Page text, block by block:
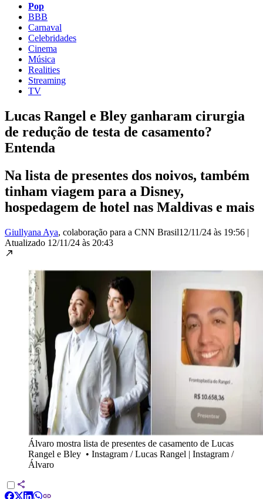
Pop
BBB
Carnaval
Celebridades
Cinema
Música
Realities
Streaming
TV
Lucas Rangel e Bley ganharam cirurgia
de redução de testa de casamento?
Entenda
Na lista de presentes dos noivos, também
tinham viagem para a Disney,
hospedagem de hotel nas Maldivas e mais
Giullyana Aya, colaboração para a CNN Brasil12/11/24 às 19:56 |
Atualizado 12/11/24 às 20:43
Álvaro mostra lista de presentes de casamento de Lucas
Rangel e Bley • Instagram / Lucas Rangel | Instagram /
Álvaro